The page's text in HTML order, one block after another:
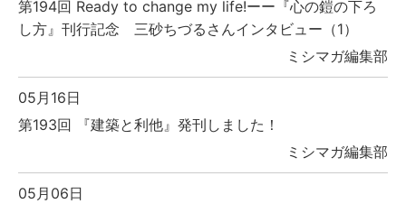
第194回 Ready to change my life!ーー『心の鎧の下ろ
し方』刊行記念 三砂ちづるさんインタビュー（1）
ミシマガ編集部
05月16日
第193回 『建築と利他』発刊しました！
ミシマガ編集部
05月06日